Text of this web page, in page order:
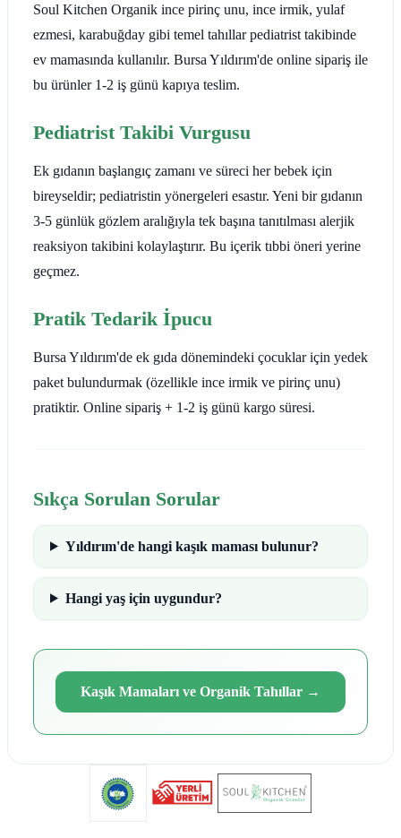
Soul Kitchen Organik ince pirinç unu, ince irmik, yulaf
ezmesi, karabuğday gibi temel tahıllar pediatrist takibinde
ev mamasında kullanılır. Bursa Yıldırım'de online sipariş ile
bu ürünler 1-2 iş günü kapıya teslim.
Pediatrist Takibi Vurgusu
Ek gıdanın başlangıç zamanı ve süreci her bebek için
bireyseldir; pediatristin yönergeleri esastır. Yeni bir gıdanın
3-5 günlük gözlem aralığıyla tek başına tanıtılması alerjik
reaksiyon takibini kolaylaştırır. Bu içerik tıbbi öneri yerine
geçmez.
Pratik Tedarik İpucu
Bursa Yıldırım'de ek gıda dönemindeki çocuklar için yedek
paket bulundurmak (özellikle ince irmik ve pirinç unu)
pratiktir. Online sipariş + 1-2 iş günü kargo süresi.
Sıkça Sorulan Sorular
Yıldırım'de hangi kaşık maması bulunur?
Hangi yaş için uygundur?
Kaşık Mamaları ve Organik Tahıllar →